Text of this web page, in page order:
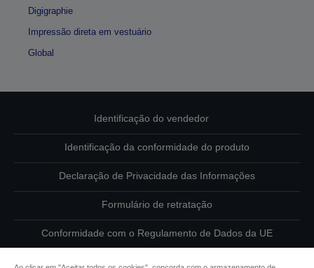
Digigraphie
Impressão direta em vestuário
Global
Identificação do vendedor
Identificação da conformidade do produto
Declaração de Privacidade das Informações
Formulário de retratação
Conformidade com o Regulamento de Dados da UE